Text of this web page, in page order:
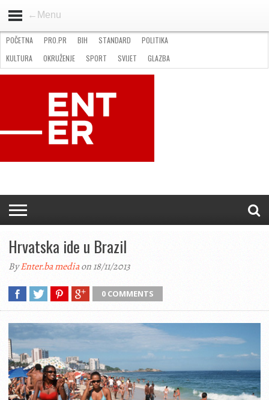
←Menu
STANDARD
GOSPODARSTVO
OKRUŽENJE
POČETNA PRO.PR BIH STANDARD
POLITIKA
KULTURA
OKRUŽENJE SPORT SVIJET
GLAZBA
NATJEČAJI
FILMING LOCATION IN BH KONTAKT
Hrvatska ide u Brazil
ByEnter.ba mediaon 18/11/2013
0 COMMENTS